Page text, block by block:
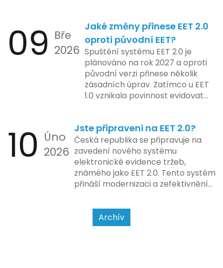
integraci systému EET 2.0 do
praxe, s povinností prodejců
zapojit se do nového systému,
včetně zvýšeného dohledu nad
dodržováním pravidel.
pokladen, co se občas zasekly, až
po ty nejmodernější dotykové
systémy, co umí pomalu i kafe
uvařit. A jedno vím jistě: legislativa
se mění, ale základní pravidlo
zůstává – pokladna musí šlapat
jako hodinky. Jinak jsou problémy.
09 Bře
2026
Jaké změny přinese EET 2.0
oproti původní EET?
Spuštění systému EET 2.0 je
plánováno na rok 2027 a oproti
původní verzi přinese několik
zásadních úprav. Zatímco u EET
1.0 vznikala povinnost evidovat
bezhotovostní transakci – nově
se má tato povinnost odvíjet od
povahy podnikatelské činnosti a
způsobu interakce se
zákazníkem.
10 Úno
2026
Jste připraveni na EET 2.0?
Česká republika se připravuje na
zavedení nového systému
elektronické evidence tržeb,
známého jako EET 2.0. Tento systém
přináší modernizaci a zefektivnění
usnadnit život podnikatelům i
kontrolním orgánům. Podívejme se
na hlavní změny, které EET 2.0
Archív